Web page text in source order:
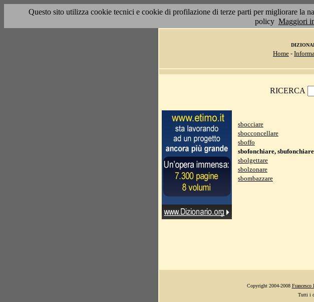
Questo sito utilizza cookie tecnici e cookie di profilazione di terze parti per migliorare la
policy Maggiori
Home -
RICERCA
sbocciare
sbocconcellare
sboffo
sbofonchiare, sbufonchiare
sbolgettare
sbolzonare
sbombazzare
Copyright 2004-2008 Francesco
Tutti i